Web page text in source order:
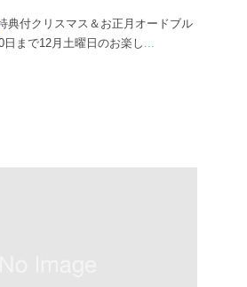
典付クリスマス＆お正月オードブル
まで 12月土曜日のお楽し ...